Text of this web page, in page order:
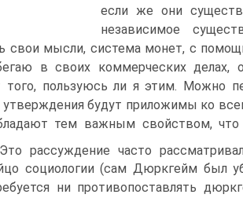
если же они
независимое
свои мысли, система монет, с
в своих коммерческих
пользуюсь ли я этим. Можно
будут приложимы ко
тем важным свойством,
рассуждение часто
со­циологии (сам Дюркгейм был
ни противопоставлять